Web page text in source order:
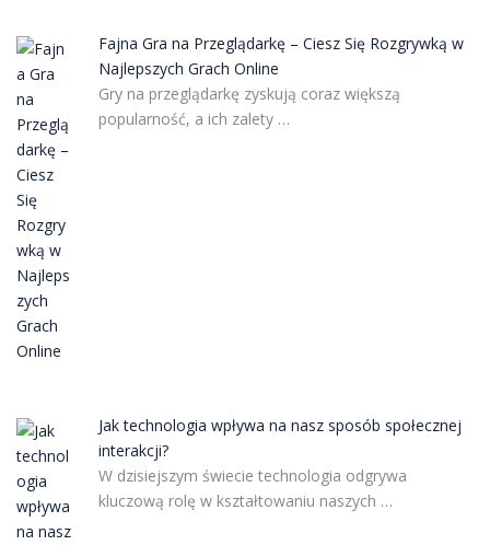
Fajna Gra na Przeglądarkę – Ciesz Się Rozgrywką w
Najlepszych Grach Online
Gry na przeglądarkę zyskują coraz większą
popularność, a ich zalety …
Jak technologia wpływa na nasz sposób społecznej
interakcji?
W dzisiejszym świecie technologia odgrywa
kluczową rolę w kształtowaniu naszych …